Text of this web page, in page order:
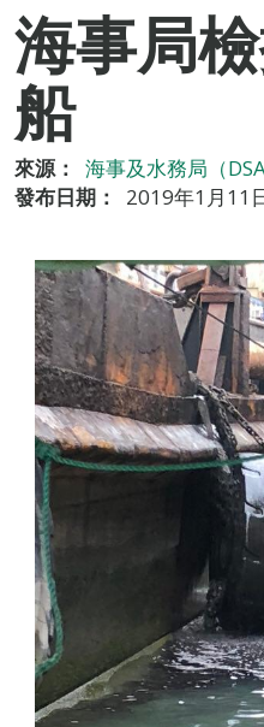
海事局
船
來源：
海事及水務局（
發布日期：
2019年1月11